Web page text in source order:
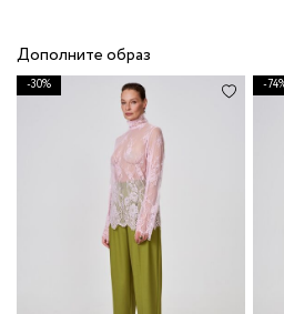
Дополните образ
-30% -